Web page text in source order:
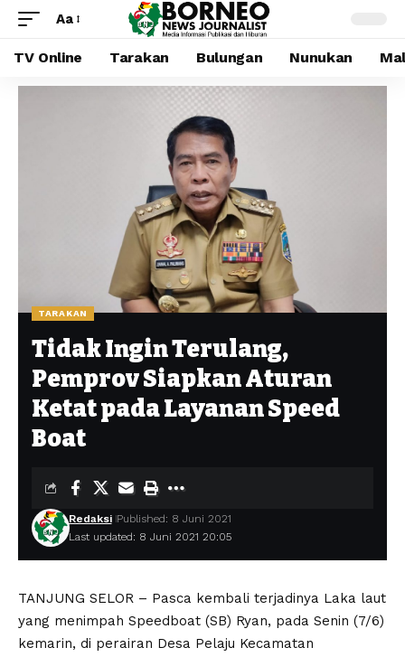
Aa
TV Online Tarakan Bulungan Nunukan
TARAKAN
Tidak Ingin Terulang,
Pemprov Siapkan Aturan
Ketat pada Layanan Speed
Boat
Last updated: 8 Juni 2021 20:05
Redaksi Published: 8 Juni 2021
TANJUNG SELOR – Pasca kembali terjadinya Laka laut
yang menimpah Speedboat (SB) Ryan, pada Senin (7/6)
kemarin, di perairan Desa Pelaju Kecamatan